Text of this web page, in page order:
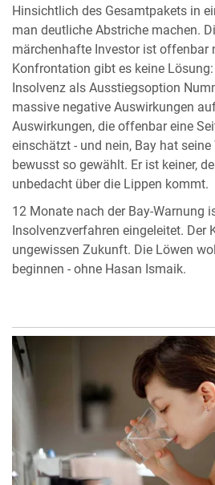
Hinsichtlich des Gesamtpakets in
man deutliche Abstriche machen.
märchenhafte Investor ist offenbar
Konfrontation gibt es keine Lösung:
Insolvenz als Ausstiegsoption
massive negative Auswirkungen
Auswirkungen, die offenbar eine
einschätzt - und nein, Bay hat
bewusst so gewählt. Er ist keiner,
unbedacht über die Lippen kommt.
12 Monate nach der Bay-Warnung
Insolvenzverfahren eingeleitet. Der
ungewissen Zukunft. Die Löwen
beginnen - ohne Hasan Ismaik.